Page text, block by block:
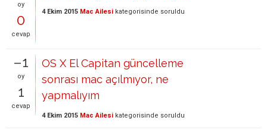
oy
0
cevap
4 Ekim 2015 Mac Ailesi kategorisinde soruldu
–1
oy
1
cevap
OS X El Capitan güncelleme
sonrası mac açılmıyor, ne
yapmalıyım
4 Ekim 2015 Mac Ailesi kategorisinde soruldu